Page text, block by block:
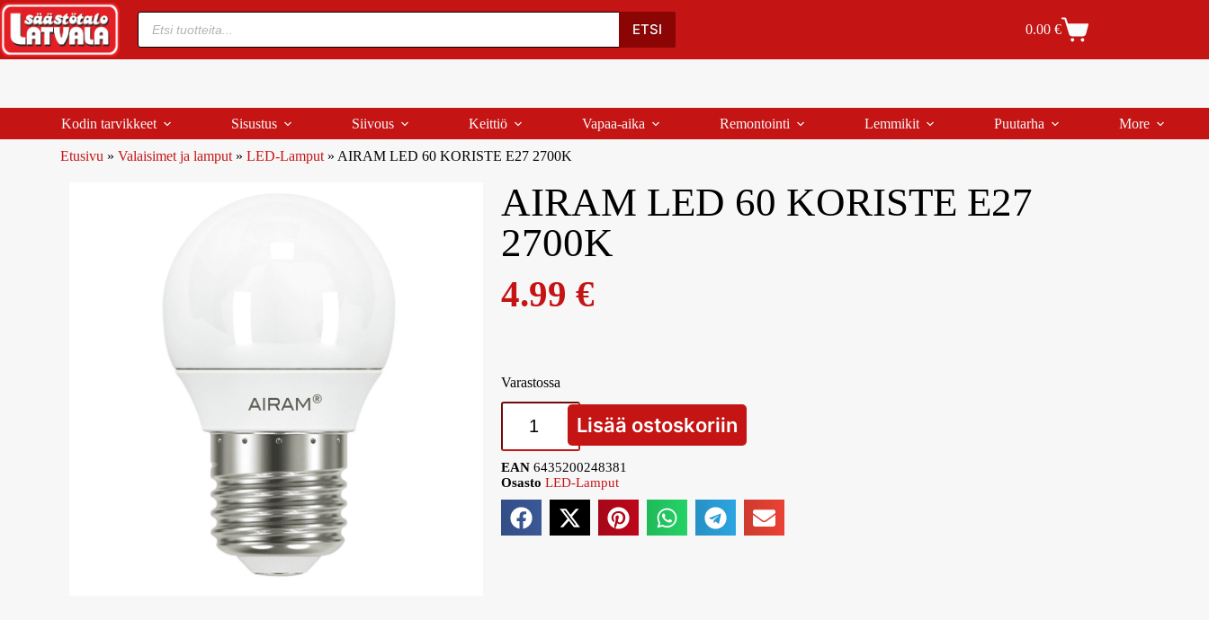
Oma Tili Ostoskori Yhteystiedot Tilauksen peruutus
ETSI 0.00 €
Kodin tarvikkeet Sisustus Siivous Keittiö Vapaa-aika Remontointi Lemmikit Puutarha More
Etusivu » Valaisimet ja lamput » LED-Lamput » AIRAM LED 60 KORISTE E27 2700K
AIRAM LED 60 KORISTE E27
2700K
4.99 €
Varastossa
Lisää ostoskoriin
EAN 6435200248381
Osasto LED-Lamput